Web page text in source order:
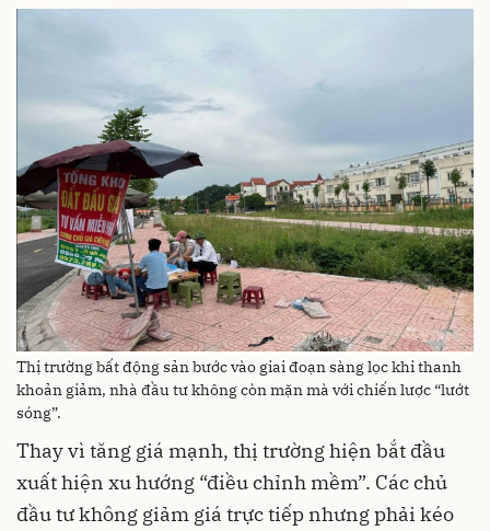
Thị trường bất động sản bước vào giai đoạn sàng lọc khi thanh
khoản giảm, nhà đầu tư không còn mặn mà với chiến lược “lướt
sóng”.
Thay vì tăng giá mạnh, thị trường hiện bắt đầu
xuất hiện xu hướng “điều chỉnh mềm”. Các chủ
đầu tư không giảm giá trực tiếp nhưng phải kéo